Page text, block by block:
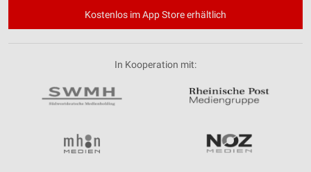
Kostenlos im App Store erhältlich
In Kooperation mit: